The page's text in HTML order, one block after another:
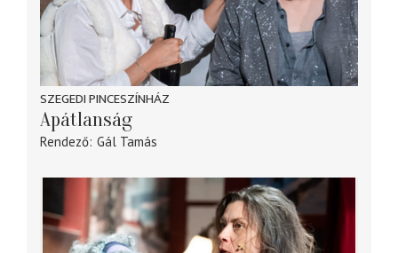
SZEGEDI PINCESZÍNHÁZ
Apátlanság
Rendező Gál Tamás